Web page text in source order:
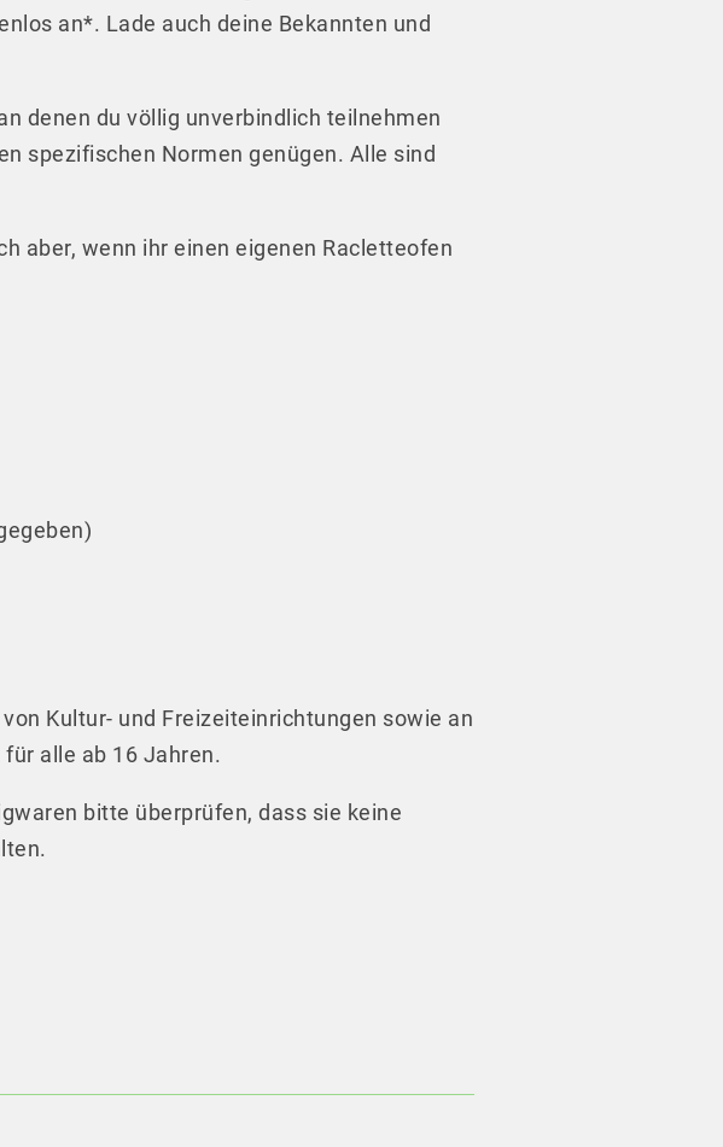
an*. Lade auch deine Bekannten und
denen du völlig unverbindlich teilnehmen
spezifischen Normen genügen. Alle sind
aber, wenn ihr einen eigenen Racletteofen
Kultur- und Freizeiteinrichtungen sowie an
alle ab 16 Jahren.
bitte überprüfen, dass sie keine